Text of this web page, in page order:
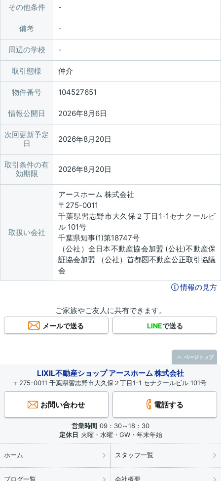
その他条件
備考
周辺の学校
取引態様 仲介
物件番号 104527651
情報公開日 2026年8月6日
次回更新予定
日
2026年8月20日
取引条件の有
効期限
2026年8月20日
取扱い会社
アースホーム 株式会社
〒275-0011
千葉県習志野市大久保２丁目1-1セナクールビ
ル 101号
千葉県知事(1)第18747号
（公社）全日本不動産協会加盟 (公社)不動産保
証協会加盟 （公社）首都圏不動産公正取引協議
会
情報の見方
ご家族やご友人に共有できます。
メールで送る LINEで送る
LIXIL不動産ショップ アースホーム 株式会社
〒275-0011 千葉県習志野市大久保２丁目1-1 セナクールビル 101号
お問い合わせ 電話する
営業時間 09：30～18：30
定休日 火曜・水曜・GW・年末年始
ホーム スタッフ一覧
ブログ一覧 会社概要
ページトップ